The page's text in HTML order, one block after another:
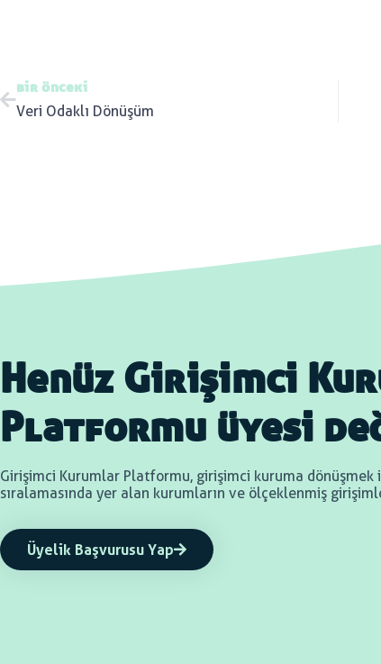
bir önceki
Veri Odaklı Dönüşüm
Henüz Girişimci
Platformu üyesi
Girişimci Kurumlar Platformu, girişimci kuruma
sıralamasında yer alan kurumların ve ölçeklenmiş
Üyelik Başvurusu Yap